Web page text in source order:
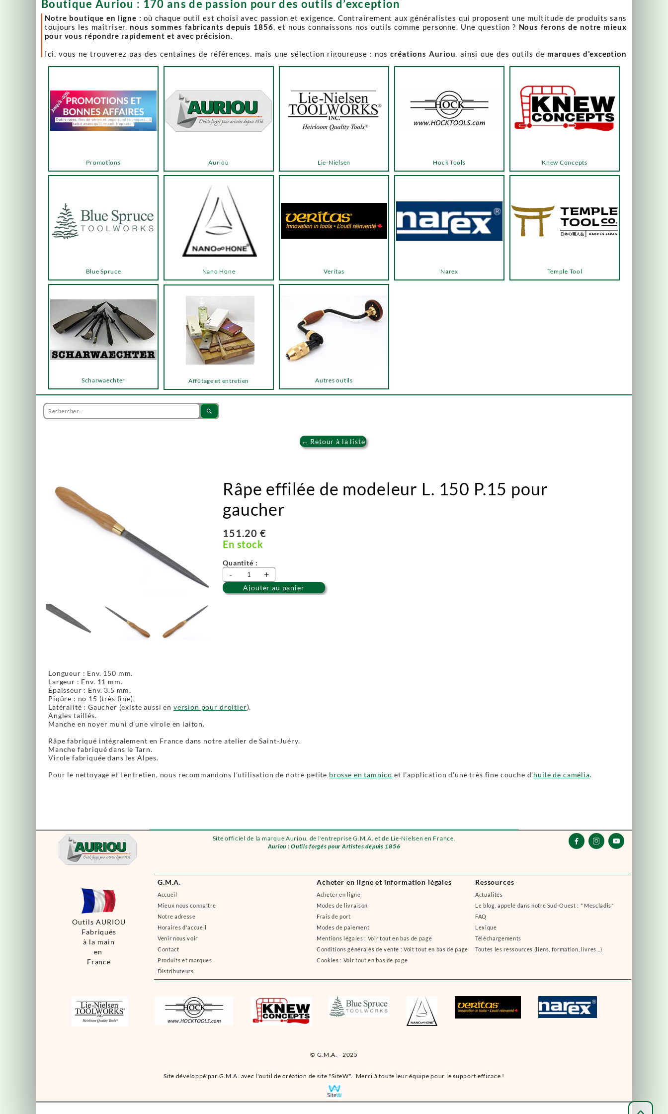
Site officiel de la marque Auriou, de l'entreprise G.M.A. et de Lie-Nielsen en France.
Auriou : Outils forgés pour Artistes depuis 1856
© G.M.A. - 2025
G.M.A.
Accueil
Mieux nous connaître
Notre adresse
Horaires d'accueil
Venir nous voir
Contact
Produits et marques
Distributeurs
Acheter en ligne et information légales
Acheter en ligne
Modes de livraison
Frais de port
Modes de paiement
Mentions légales : Voir tout en bas de page
Conditions générales de vente : Voit tout en bas de page
Cookies : Voir tout en bas de page
Ressources
Actualités
Le blog, appelé dans notre Sud-Ouest : " Mescladis"
FAQ
Lexique
Téléchargements
Toutes les ressources (liens, formation, livres...)
Site développé par G.M.A. avec l'outil de création de site "SiteW". Merci à toute leur équipe pour le support efficace !
  
Outils AURIOU
Fabriqués
à la main
en
France
Boutique Auriou : 170 ans de passion pour des outils d’exception
Notre boutique en ligne :où chaque outil est choisi avec passion et exigence. Contrairement aux généralistes qui proposent une multitude de produits sans
toujours les maîtriser, nous sommes fabricants depuis 1856, et nous connaissons nos outils comme personne. Une question ? Nous ferons de notre mieux
pour vous répondre rapidement et avec précision.
Ici, vous ne trouverez pas des centaines de références, mais une sélection rigoureuse : noscréations Auriou, ainsi que des outils de marques d’exception
accéder via les menus ou les boutons ci-dessous.
Un produit en rupture de stock ? Nous travaillons activement à son réapprovisionnement. Les délais peuvent varier, alors n’hésitez pas à nous contacter pour
en savoir plus.
En bas de cette page, découvrez l’intégralité de notre catalogue. Pour affiner votre recherche, utilisez les menus ou les boutons dédiés, qui vous mèneront
Lie-Nielsen Hock Tools
Promotions Knew Concepts
Auriou
Temple Tool
Blue Spruce Narex
Veritas
Nano Hone
Autres outils
Scharwaechter Affûtage et entretien
search
← Retour à la liste
Râpe effilée de modeleur L. 150 P.15 pour
gaucher
151.20 €
En stock
Quantité :
- +
Ajouter au panier
Longueur : Env. 150 mm.
Largeur : Env. 11 mm.
Épaisseur : Env. 3.5 mm.
Piqûre : no 15 (très fine).
Latéralité : Gaucher (existe aussi en version pour droitier).
Angles taillés.
Manche en noyer muni d'une virole en laiton.
Râpe fabriqué intégralement en France dans notre atelier de Saint-Juéry.
Manche fabriqué dans le Tarn.
Virole fabriquée dans les Alpes.
Pour le nettoyage et l'entretien, nous recommandons l'utilisation de notre petite brosse en tampico et l'application d'une très fine couche d'huile de camélia.